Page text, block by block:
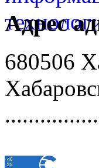
Адрес
680506